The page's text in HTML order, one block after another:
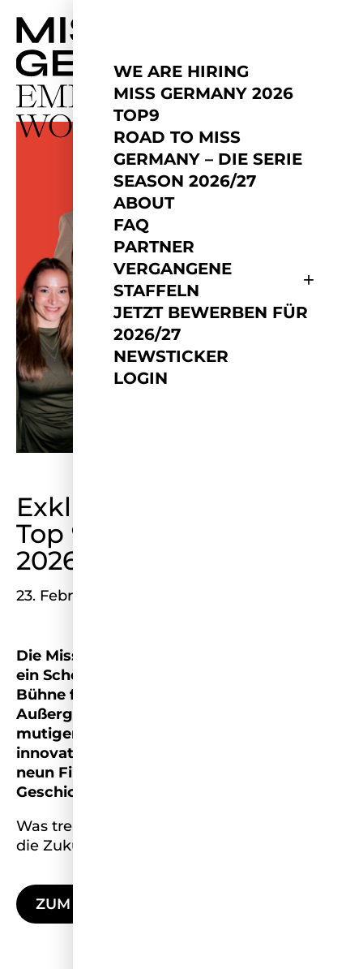
WE ARE HIRING
MISS GERMANY 2026
TOP9
ROAD TO MISS
GERMANY – DIE SERIE
SEASON 2026/27
ABOUT
FAQ
PARTNER
VERGANGENE
STAFFELN
JETZT BEWERBEN FÜR
2026/27
NEWSTICKER
LOGIN
Exklusiv: Das sind die
Top 9 der Miss Germany
2026 – BILD
23. Februar 2026
Die Miss Germany 2026 wird mehr als nur
ein Schönheitswettbewerb – es ist eine
Bühne für Frauen, die in ihren Berufen
Außergewöhnliches leisten. Von der
mutigen Bundeswehrsoldatin bis zur
innovativen Locken-Unternehmerin: Diese
neun Finalistinnen beeindrucken mit ihren
Geschichten und Visionen.
Was treibt sie wirklich an, und wie wollen sie
die Zukunft für Frauen gestalten?
ZUM ARTIKEL